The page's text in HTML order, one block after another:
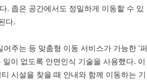
. 좁은 공간에서도 정밀하게 이동할 수 있
다.
주는 등 맞춤형 이동 서비스가 가능한 '퍼
이 없도록 안면인식 기술을 사용했다. 이
시설을 찾을 때 안내와 함께 이동하는 기